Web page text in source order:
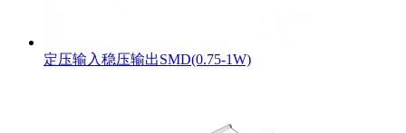
定压输入稳压输出SMD(0.75-1W)